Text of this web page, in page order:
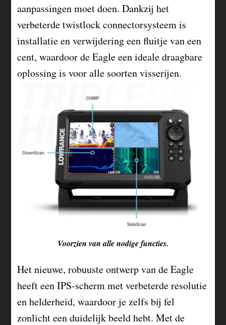
aanpassingen moet doen. Dankzij het
verbeterde twistlock connectorsysteem is
installatie en verwijdering een fluitje van een
cent, waardoor de Eagle een ideale draagbare
oplossing is voor alle soorten visserijen.
Voorzien van alle nodige functies.
Het nieuwe, robuuste ontwerp van de Eagle
heeft een IPS-scherm met verbeterde resolutie
en helderheid, waardoor je zelfs bij fel
zonlicht een duidelijk beeld hebt. Met de